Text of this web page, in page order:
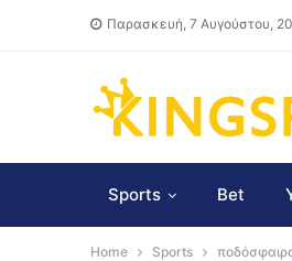
Παρασκευή, 7 Αυγούστου,
Sports Bet
Home Sports